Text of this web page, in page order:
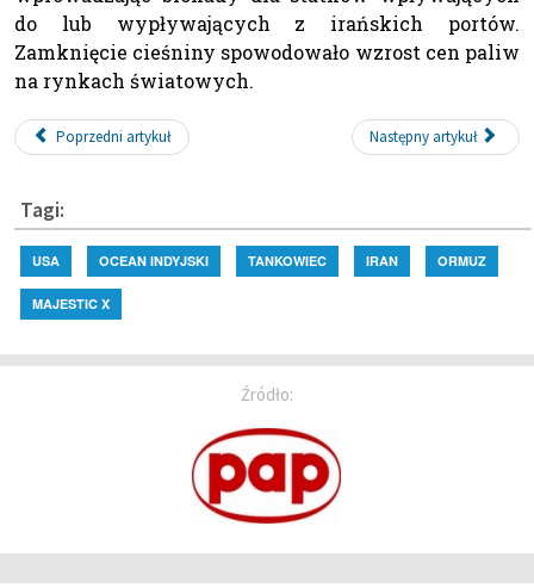
do lub wypływających z irańskich portów.
Zamknięcie cieśniny spowodowało wzrost cen paliw
na rynkach światowych.
Poprzedni artykuł Następny artykuł
Tagi:
USA OCEAN INDYJSKI TANKOWIEC IRAN ORMUZ
MAJESTIC X
Źródło: